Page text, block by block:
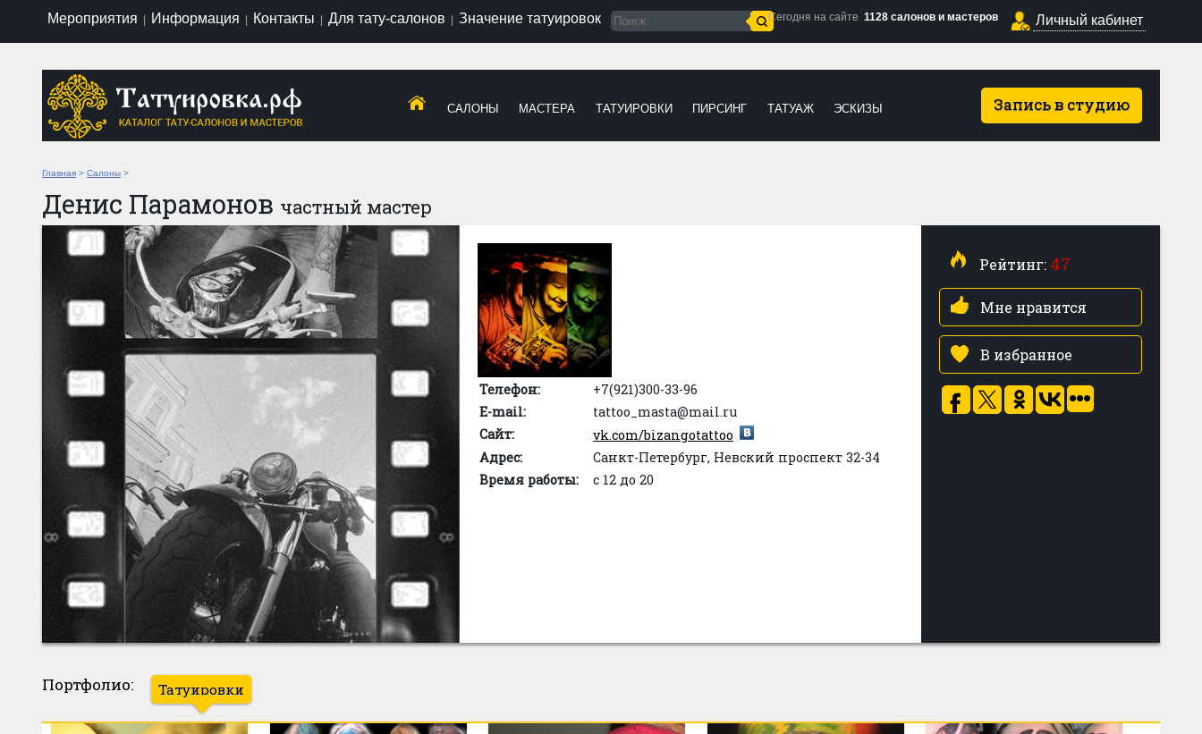
Мероприятия Информация Контакты Для тату-салонов Значение татуировок Сегодня на сайте 1128 салонов и мастеров Личный кабинет
Запись в студию
САЛОНЫ МАСТЕРА ТАТУИРОВКИ ПИРСИНГ ТАТУАЖ ЭСКИЗЫ
Главная > Салоны >
Денис Парамонов частный мастер
Телефон:
+7(921)300-33-96
E-mail:
tattoo_masta@mail.ru
Сайт:
vk.com/bizangotattoo
Адрес:
Санкт-Петербург, Невский проспект 32-34
Время работы:
с 12 до 20
Рейтинг: 47
Мне нравится
В избранное
Портфолио: Татуировки